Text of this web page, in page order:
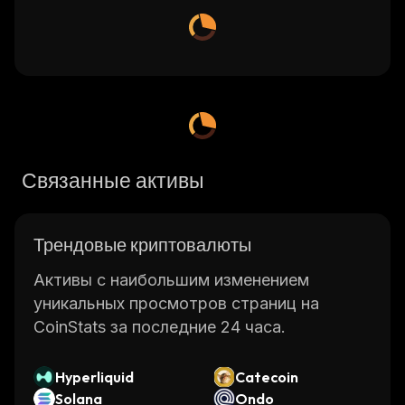
Связанные активы
Трендовые криптовалюты
Активы с наибольшим изменением
уникальных просмотров страниц на
CoinStats за последние 24 часа.
Hyperliquid
Catecoin
Solana
Ondo